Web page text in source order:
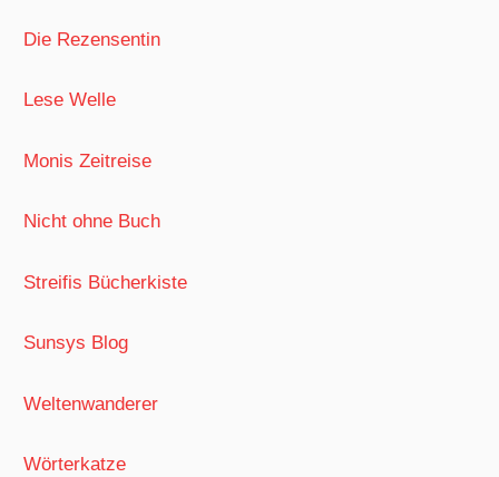
Die Rezensentin
Lese Welle
Monis Zeitreise
Nicht ohne Buch
Streifis Bücherkiste
Sunsys Blog
Weltenwanderer
Wörterkatze